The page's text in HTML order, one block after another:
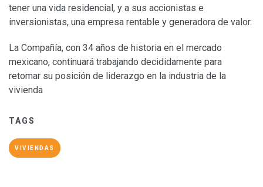
tener una vida residencial, y a sus accionistas e
inversionistas, una empresa rentable y generadora de valor.
La Compañía, con 34 años de historia en el mercado
mexicano, continuará trabajando decididamente para
retomar su posición de liderazgo en la industria de la
vivienda
TAGS
VIVIENDAS